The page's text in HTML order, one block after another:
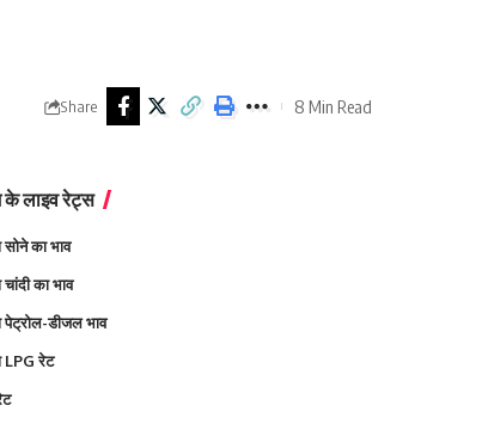
Share 8 Min Read
लाइव रेट्स
का भाव
का भाव
डीजल भाव
रेट